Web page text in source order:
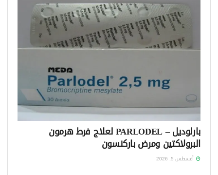
بارلوديل – PARLODEL لعلاج فرط هرمون
البرولاكتين ومرض باركنسون
أغسطس 5, 2026